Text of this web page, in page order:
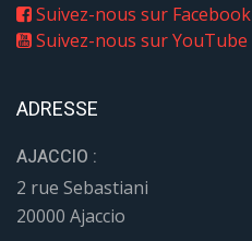
Suivez-nous sur Facebook
Suivez-nous sur YouTube
ADRESSE
AJACCIO :
2 rue Sebastiani
20000 Ajaccio